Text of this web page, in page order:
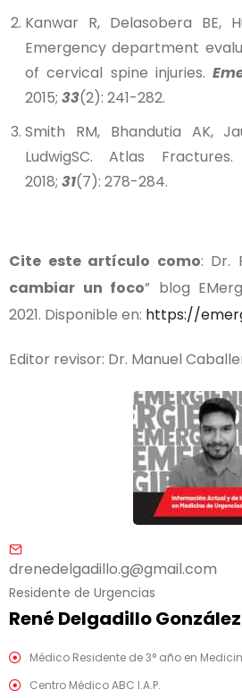
Kanwar R, Delasobera BE,
Emergency department
of cervical spine injuries.
2015; 33(2): 241-282.
Smith RM, Bhandutia AK,
LudwigSC. Atlas
2018; 31(7): 278-284.
Cite este artículo como: Dr.
cambiar un foco” blog
2021. Disponible en: https://
Editor revisor: Dr. Manuel
drenedelgadillo.g@gmail.com
Residente de Urgencias
René Delgadillo González
Médico Residente de 3° año en
Centro Médico ABC I.A.P.